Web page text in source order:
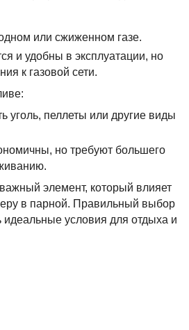
или сжиженном газе.
и удобны в эксплуатации, но
к газовой сети.
уголь, пеллеты или другие виды
но требуют большего
элемент, который влияет
в парной. Правильный выбор
идеальные условия для отдыха и